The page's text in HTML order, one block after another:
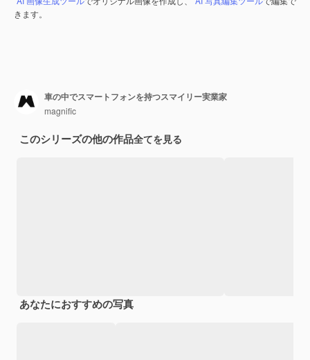
きます。
車の中でスマートフォンを持つスマイリー実業家
magnific
このシリーズの他の作品全てを見る
あなたにおすすめの写真